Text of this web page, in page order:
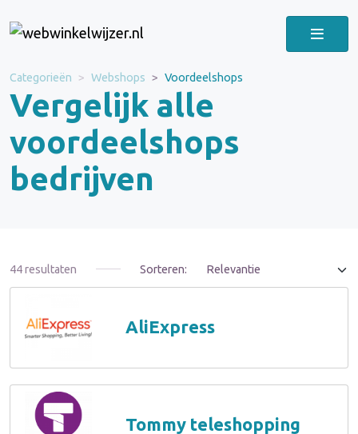
Categorieën Webshops Voordeelshops
Vergelijk alle
voordeelshops
bedrijven
44 resultaten Sorteren:
AliExpress
Tommy teleshopping